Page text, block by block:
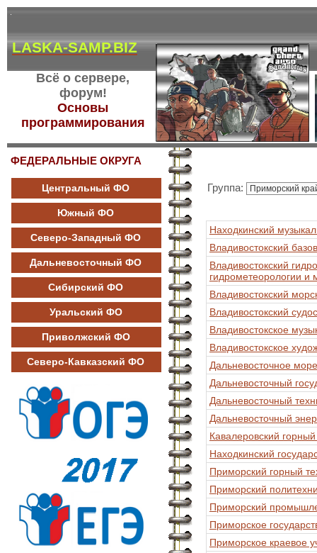
LASKA-SAMP.BIZ
Всё о сервере,
форум!
Основы
программирования
ФЕДЕРАЛЬНЫЕ ОКРУГА
Центральный ФО
Южный ФО
Северо-Западный ФО
Дальневосточный ФО
Сибирский ФО
Уральский ФО
Приволжский ФО
Северо-Кавказский ФО
Группа:
Находкинский
Владивостокский
Владивостокский
гидрометеорологии
Владивостокский
Владивостокский
Владивостокское
Владивостокское
Дальневосточное
Дальневосточный
Дальневосточный
Дальневосточный
Кавалеровский
Находкинский
Приморский горный
Приморский
Приморский
Приморское
Приморское краевое